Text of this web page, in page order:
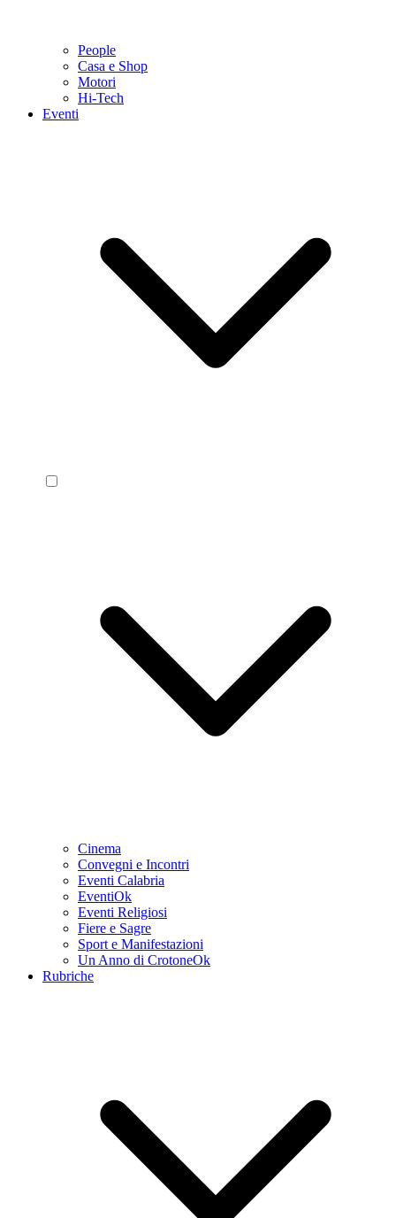
People
Casa e Shop
Motori
Hi-Tech
Eventi
Cinema
Convegni e Incontri
Eventi Calabria
EventiOk
Eventi Religiosi
Fiere e Sagre
Sport e Manifestazioni
Un Anno di CrotoneOk
Rubriche